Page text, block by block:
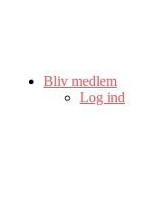
Bliv medlem
Log ind